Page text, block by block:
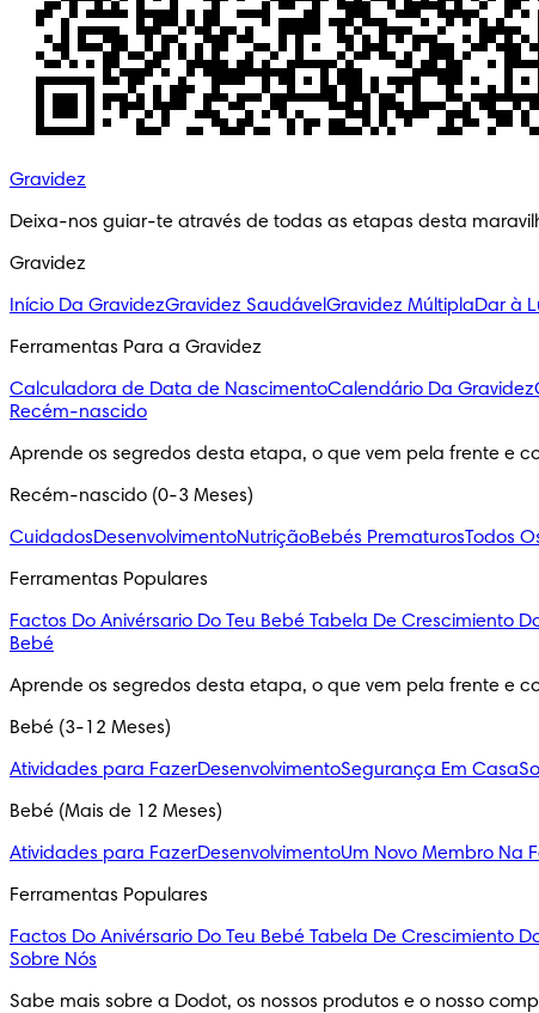
Gravidez
Deixa-nos guiar-te através de todas as etapas desta
Gravidez
Início Da GravidezGravidez SaudávelGravidez MúltiplaDar à
Ferramentas Para a Gravidez
Calculadora de Data de NascimentoCalendário Da Gravidez
Recém-nascido
Aprende os segredos desta etapa, o que vem pela frente e
Recém-nascido (0-3 Meses)
CuidadosDesenvolvimentoNutriçãoBebés PrematurosTodos
Ferramentas Populares
Factos Do Anivérsario Do Teu Bebé Tabela De Crescimiento
Bebé
Aprende os segredos desta etapa, o que vem pela frente e
Bebé (3-12 Meses)
Atividades para FazerDesenvolvimentoSegurança Em Casa
Bebé (Mais de 12 Meses)
Atividades para FazerDesenvolvimentoUm Novo Membro Na
Ferramentas Populares
Factos Do Anivérsario Do Teu Bebé Tabela De Crescimiento
Sobre Nós
Sabe mais sobre a Dodot, os nossos produtos e o nosso